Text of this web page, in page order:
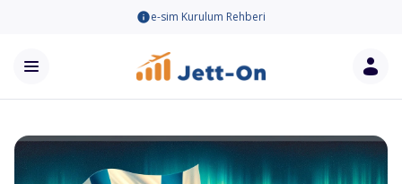
e-sim Kurulum Rehberi